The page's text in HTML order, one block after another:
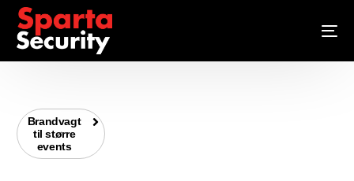
Brandvagt
til større
events